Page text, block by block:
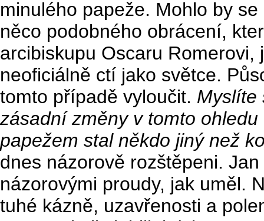
minulého papeže. Mohlo by
něco podobného obrácení,
arcibiskupu Oscaru
neoficiálně ctí jako světce.
tomto případě vyloučit. Myslíte
zásadní změny v tomto
papežem stal někdo jiný než
dnes názorově rozštěpeni.
názorovými proudy, jak uměl.
tuhé kázně, uzavřenosti a